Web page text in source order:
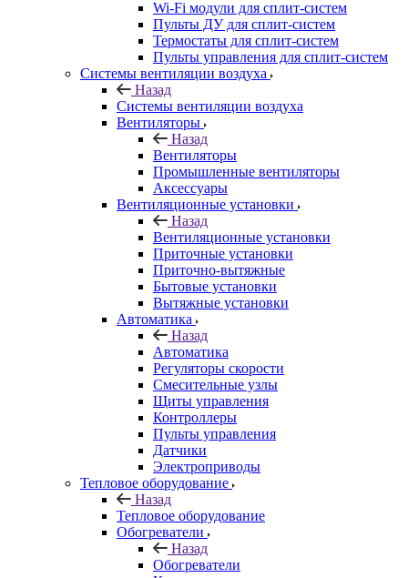
Wi-Fi модули для сплит-систем
Пульты ДУ для сплит-систем
Термостаты для сплит-систем
Пульты управления для сплит-систем
Системы вентиляции воздуха
Назад
Системы вентиляции воздуха
Вентиляторы
Назад
Вентиляторы
Промышленные вентиляторы
Аксессуары
Вентиляционные установки
Назад
Вентиляционные установки
Приточные установки
Приточно-вытяжные
Бытовые установки
Вытяжные установки
Автоматика
Назад
Автоматика
Регуляторы скорости
Смесительные узлы
Щиты управления
Контроллеры
Пульты управления
Датчики
Электроприводы
Тепловое оборудование
Назад
Тепловое оборудование
Обогреватели
Назад
Обогреватели